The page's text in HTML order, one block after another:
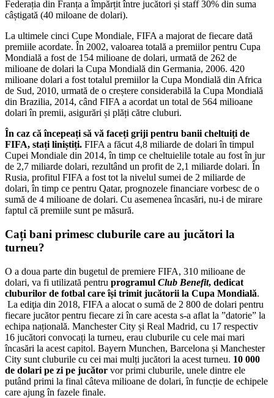
Federația din Franța a împărțit între jucători și staff 30% din suma
câștigată (40 miloane de dolari).
La ultimele cinci Cupe Mondiale, FIFA a majorat de fiecare dată
premiile acordate. În 2002, valoarea totală a premiilor pentru Cupa
Mondială a fost de 154 milioane de dolari, urmată de 262 de
milioane de dolari la Cupa Mondială din Germania, 2006. 420
milioane dolari a fost totalul premiilor la Cupa Mondială din Africa
de Sud, 2010, urmată de o creștere considerabilă la Cupa Mondială
din Brazilia, 2014, când FIFA a acordat un total de 564 milioane
dolari în premii, asigurări și plăți către cluburi.
În caz că începeați să vă faceți griji pentru banii cheltuiți de
FIFA, stați liniștiți. FIFA a făcut 4,8 miliarde de dolari în timpul
Cupei Mondiale din 2014, în timp ce cheltuielile totale au fost în jur
de 2,7 miliarde dolari, rezultând un profit de 2,1 miliarde dolari. În
Rusia, profitul FIFA a fost tot la nivelul sumei de 2 miliarde de
dolari, în timp ce pentru Qatar, prognozele financiare vorbesc de o
sumă de 4 milioane de dolari. Cu asemenea încasări, nu-i de mirare
faptul că premiile sunt pe măsură.
Cați bani primesc cluburile care au jucători la
turneu?
O a doua parte din bugetul de premiere FIFA, 310 milioane de
dolari, va fi utilizată pentru programul Club Benefit, dedicat
cluburilor de fotbal care își trimit jucătorii la Cupa Mondială.
La ediţia din 2018, FIFA a alocat o sumă de 2 800 de dolari pentru
fiecare jucător pentru fiecare zi în care acesta s-a aflat la ”datorie” la
echipa națională. Manchester City și Real Madrid, cu 17 respectiv
16 jucători convocați la turneu, erau cluburile cu cele mai mari
încasări la acest capitol. Bayern Munchen, Barcelona și Manchester
City sunt cluburile cu cei mai mulți jucători la acest turneu. 10 000
de dolari pe zi pe jucător vor primi cluburile, unele dintre ele
putând primi la final câteva milioane de dolari, în funcție de echipele
care ajung în fazele finale.